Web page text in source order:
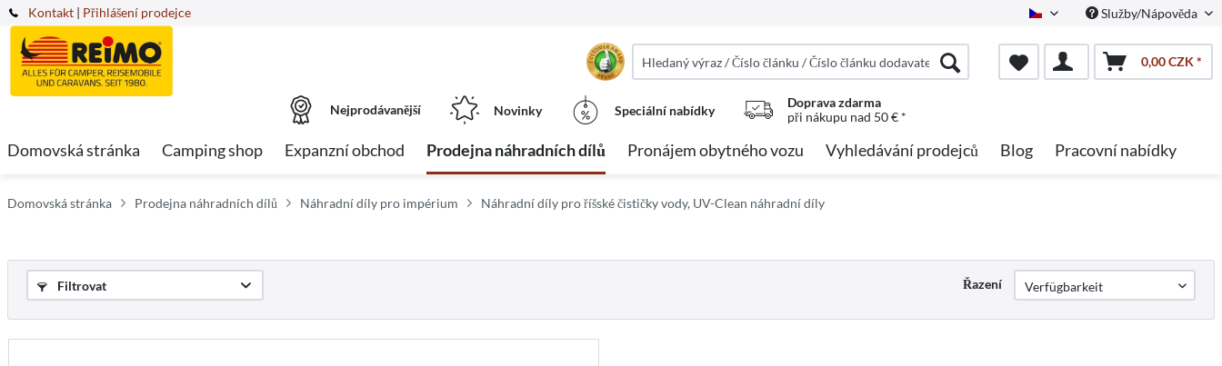
Kontakt Czech Služby/Nápověda
| Přihlášení prodejce
0,00 CZK *
Nejprodávanější Novinky Speciální nabídky
Doprava zdarma
při nákupu nad 50 € *
Domovská stránka Camping shop Expanzní obchod Prodejna náhradních dílů Pronájem obytného vozu Vyhledávání prodejců Blog Pracovní nabídky
Domovská stránka Prodejna náhradních dílů Náhradní díly pro impérium Náhradní díly pro říšské čističky vody, UV-Clean náhradní díly
Filtrovat Řazení